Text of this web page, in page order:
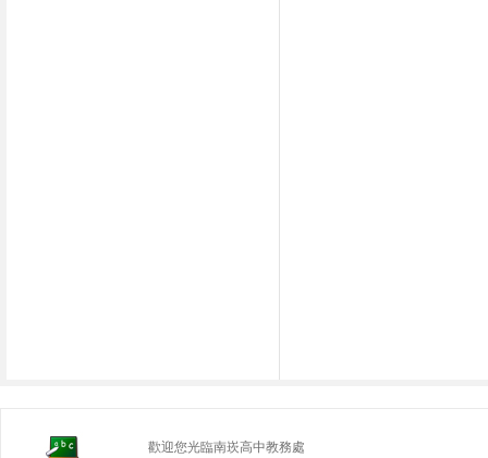
歡迎您光臨南崁高中教務處